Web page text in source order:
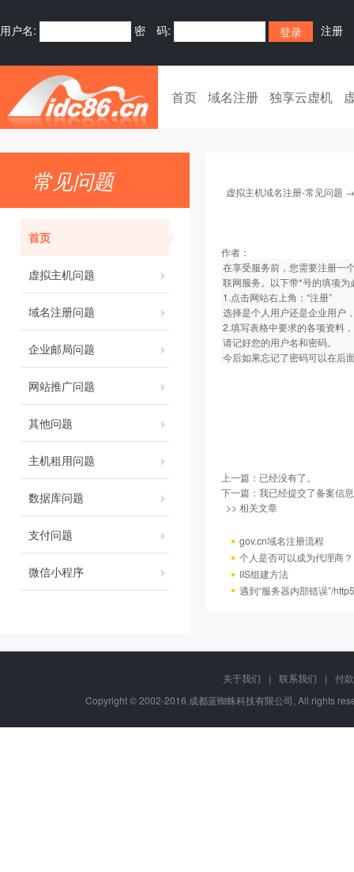
用户名: 密 码: 注册
首页 域名注册 独享云虚机
常见问题
首页
虚拟主机问题
域名注册问题
企业邮局问题
网站推广问题
其他问题
主机租用问题
数据库问题
支付问题
微信小程序
虚拟主机域名注册-常见问题
作者：
在享受服务前，您需要注册一
联网服务。以下带*号的填项
1.点击网站右上角：“注册”
选择是个人用户还是企业用户
2.填写表格中要求的各项资料
请记好您的用户名和密码。
今后如果忘记了密码可以在后
上一篇：已经没有了。
下一篇： 我已经提交了备案信
>> 相关文章
gov.cn域名注册流程
个人是否可以成为代理商？
IIS组建方法
遇到“服务器内部错误”/
关于我们 | 联系我们 |
付
Copyright © 2002-2016 成都蓝蜘蛛科技有限公司, All rights